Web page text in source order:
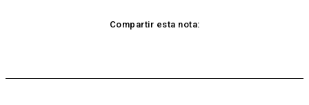
Compartir esta nota: